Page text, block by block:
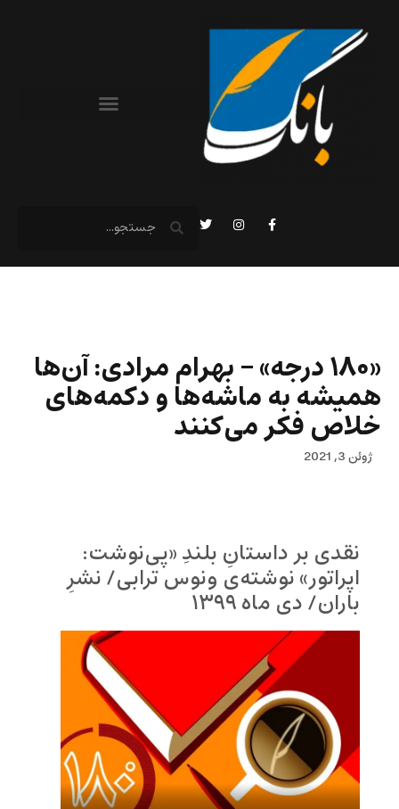
«۱۸۰ درجه» – بهرام مرادی: آن‌ها
همیشه به ماشه‌ها و دکمه‌های
خلاص فکر می‌کنند
ژوئن 3, 2021
نقدی بر داستانِ بلندِ «پی‌نوشت:
اپراتور» نوشته‌ی ونوس ترابی/ نشرِ
باران/ دی ماه ۱۳۹۹